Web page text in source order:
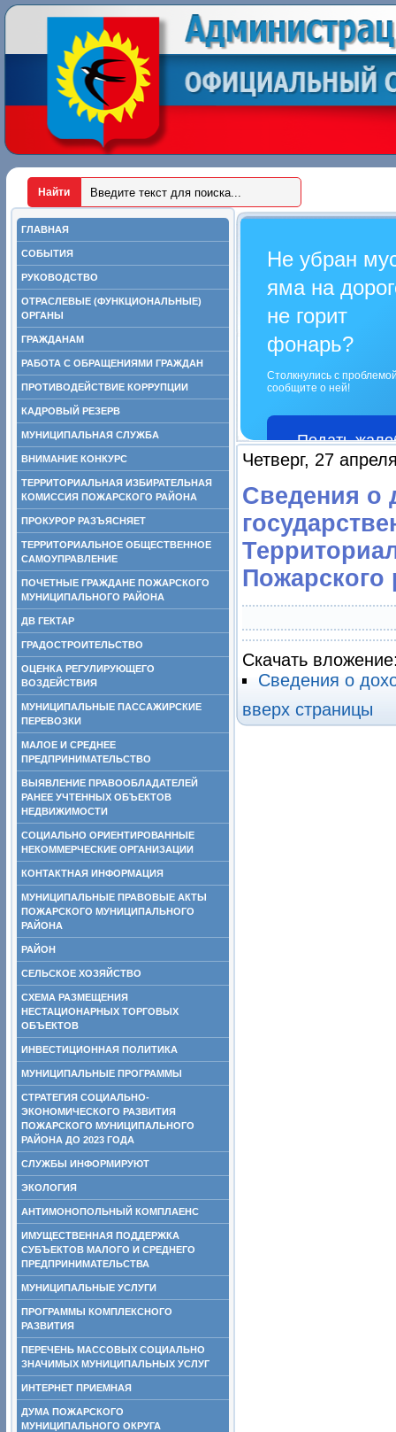
ГЛАВНАЯ
СОБЫТИЯ
РУКОВОДСТВО
ОТРАСЛЕВЫЕ (ФУНКЦИОНАЛЬНЫЕ)
ОРГАНЫ
ГРАЖДАНАМ
РАБОТА С ОБРАЩЕНИЯМИ ГРАЖДАН
ПРОТИВОДЕЙСТВИЕ КОРРУПЦИИ
КАДРОВЫЙ РЕЗЕРВ
МУНИЦИПАЛЬНАЯ СЛУЖБА
ВНИМАНИЕ КОНКУРС
ТЕРРИТОРИАЛЬНАЯ ИЗБИРАТЕЛЬНАЯ
КОМИССИЯ ПОЖАРСКОГО РАЙОНА
ПРОКУРОР РАЗЪЯСНЯЕТ
ТЕРРИТОРИАЛЬНОЕ ОБЩЕСТВЕННОЕ
САМОУПРАВЛЕНИЕ
ПОЧЕТНЫЕ ГРАЖДАНЕ ПОЖАРСКОГО
МУНИЦИПАЛЬНОГО РАЙОНА
ДВ ГЕКТАР
ГРАДОСТРОИТЕЛЬСТВО
ОЦЕНКА РЕГУЛИРУЮЩЕГО
ВОЗДЕЙСТВИЯ
МУНИЦИПАЛЬНЫЕ ПАССАЖИРСКИЕ
ПЕРЕВОЗКИ
МАЛОЕ И СРЕДНЕЕ
ПРЕДПРИНИМАТЕЛЬСТВО
ВЫЯВЛЕНИЕ ПРАВООБЛАДАТЕЛЕЙ
РАНЕЕ УЧТЕННЫХ ОБЪЕКТОВ
НЕДВИЖИМОСТИ
СОЦИАЛЬНО ОРИЕНТИРОВАННЫЕ
НЕКОММЕРЧЕСКИЕ ОРГАНИЗАЦИИ
КОНТАКТНАЯ ИНФОРМАЦИЯ
МУНИЦИПАЛЬНЫЕ ПРАВОВЫЕ АКТЫ
ПОЖАРСКОГО МУНИЦИПАЛЬНОГО
РАЙОНА
РАЙОН
СЕЛЬСКОЕ ХОЗЯЙСТВО
СХЕМА РАЗМЕЩЕНИЯ
НЕСТАЦИОНАРНЫХ ТОРГОВЫХ
ОБЪЕКТОВ
ИНВЕСТИЦИОННАЯ ПОЛИТИКА
МУНИЦИПАЛЬНЫЕ ПРОГРАММЫ
СТРАТЕГИЯ СОЦИАЛЬНО-
ЭКОНОМИЧЕСКОГО РАЗВИТИЯ
ПОЖАРСКОГО МУНИЦИПАЛЬНОГО
РАЙОНА ДО 2023 ГОДА
СЛУЖБЫ ИНФОРМИРУЮТ
ЭКОЛОГИЯ
АНТИМОНОПОЛЬНЫЙ КОМПЛАЕНС
ИМУЩЕСТВЕННАЯ ПОДДЕРЖКА
СУБЪЕКТОВ МАЛОГО И СРЕДНЕГО
ПРЕДПРИНИМАТЕЛЬСТВА
МУНИЦИПАЛЬНЫЕ УСЛУГИ
ПРОГРАММЫ КОМПЛЕКСНОГО
РАЗВИТИЯ
ПЕРЕЧЕНЬ МАССОВЫХ СОЦИАЛЬНО
ЗНАЧИМЫХ МУНИЦИПАЛЬНЫХ УСЛУГ
ИНТЕРНЕТ ПРИЕМНАЯ
ДУМА ПОЖАРСКОГО
МУНИЦИПАЛЬНОГО ОКРУГА
Не убран
яма на
не горит
фонарь?
Столкнулись с
сообщите о ней!
Подать
Четверг, 27
Сведения о
Пожарского
Скачать
Сведения о
вверх страницы